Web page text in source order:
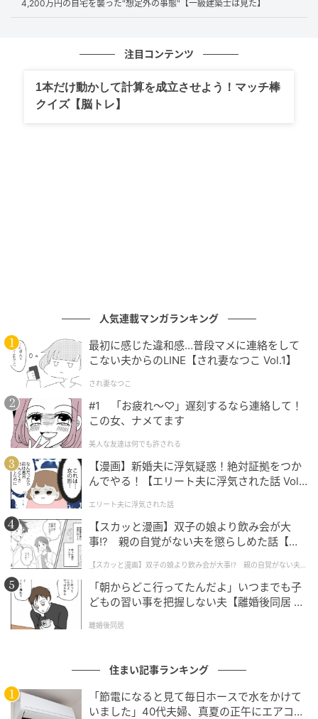
ニール系床材でもじか置きは避けたいところです。床
る可能性があります。
で、ぜひお気に入りの一品を探してみてください。
鉢カバーを使う場合は素材にご注意を。麻や不織布な
ど湿気を通しやすい素材は、カビの原因になるおそれ
があります。
湿気を逃がす「空気の通り道」を確保する
次に効果的なのが、鉢を「浮かせる」方法です。鉢底
に湿気がこもりにくくなり、カビの予防につながりま
す。
たとえば、アイアン製や木製のフラワースタンド、キ
ャスター付きのプランター台、スノコなどを活用し
て、
鉢の下に空気の通り道をつくりましょう
定期的な確認も忘れずに
どんな対策をしていても、定期的に鉢の下をチェック
ら、すぐに鉢を移動させて対策を見直してください。
4,200万円の自宅を襲った"想定外の事態"【一級建築士は見た】
注目コンテンツ
1本だけ動かして計算を成立させよう！マッチ棒
クイズ【脳トレ】
人気連載マンガランキング
最初に感じた違和感…普段マメに連絡をして
こない夫からのLINE【され妻なつこ Vol.1】
され妻なつこ
#1 「お疲れ〜♡」遅刻するなら連絡して！
この女、ナメてます
美人な友達は何でも許される
【漫画】新婚夫に浮気疑惑！絶対証拠をつか
んでやる！【エリート夫に浮気された話 Vol.
エリート夫に浮気された話
【スカッと漫画】双子の娘より飲み会が大
事!? 親の自覚がない夫を懲らしめた話【第1
【スカッと漫画】双子の娘より飲み会が大事!? 親の自覚がない夫を
懲らしめた話
「朝からどこ行ってたんだよ」いつまでも子
どもの習い事を把握しない夫【離婚後同居 Vo
離婚後同居
住まい記事ランキング
「節電になると見て毎日ホースで水をかけて
いました」40代夫婦、真夏の正午にエアコン